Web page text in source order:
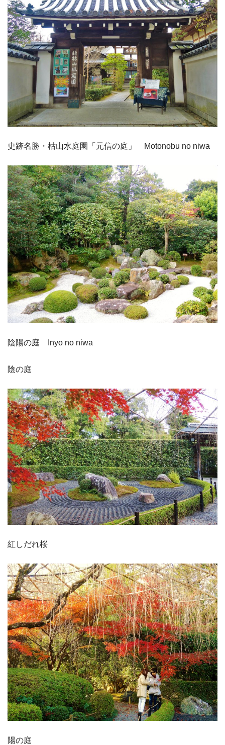
史跡名勝・枯山水庭園「元信の庭」 Motonobu no niwa
陰陽の庭 Inyo no niwa
陰の庭
紅しだれ桜
陽の庭